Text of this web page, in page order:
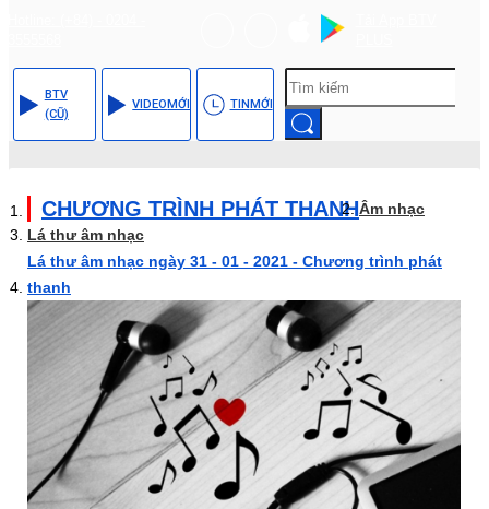
BTV
(CŨ)
VIDEOMỚI TINMỚI
CHƯƠNG TRÌNH PHÁT THANHÂm nhạc
Lá thư âm nhạc
Lá thư âm nhạc ngày 31 - 01 - 2021 - Chương trình phát
thanh